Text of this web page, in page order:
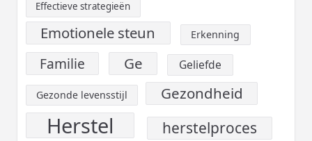
Effectieve strategieën
Emotionele steun Erkenning
Familie Ge Geliefde
Gezonde levensstijl Gezondheid
Herstel herstelproces